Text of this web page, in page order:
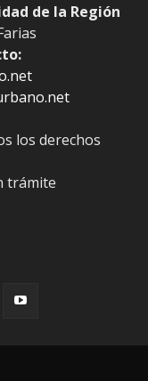
de la Región
los derechos
trámite